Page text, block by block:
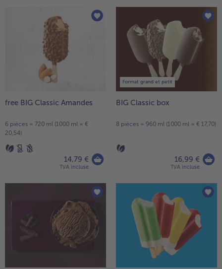
free BIG Classic Amandes
6 pièces = 720 ml (1000 ml = €
20,54)
14,79 €
TVA incluse
Format grand et petit
BIG Classic box
8 pièces = 960 ml (1000 ml = € 17,70)
16,99 €
TVA incluse